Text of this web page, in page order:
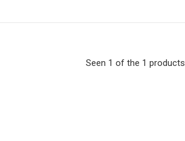
Seen 1 of the 1 products